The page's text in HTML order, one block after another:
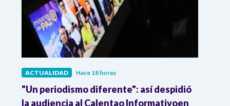
ACTUALIDAD Hace 18 horas
"Un periodismo diferente": así despidió
la audiencia al Calentao Informativoen